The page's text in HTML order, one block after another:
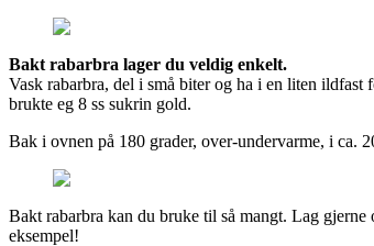
Bakt rabarbra lager du veldig enkelt.
Vask rabarbra, del i små biter og ha i en liten
brukte eg 8 ss sukrin gold.
Bak i ovnen på 180 grader, over-undervarme, i ca.
Bakt rabarbra kan du bruke til så mangt. Lag
eksempel!